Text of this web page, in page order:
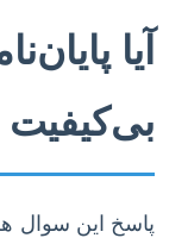
آیا
پاسخ این سوال